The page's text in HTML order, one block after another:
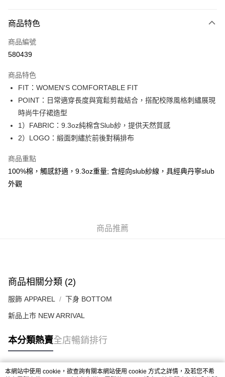
信用卡
Apple Pay
AlipayHK
WeChat Pay
送貨方式
每筆HK$50.00，滿HK$499.00或以上免運費
付款後順豐合作便利店
每筆HK$50.00，滿HK$499.00或以上免運費
商品特色
商品編號
580439
商品特色
FIT：WOMEN'S COMFORTABLE FIT
POINT：日常適穿長度與寬鬆剪裁結合，搭配校隊風格刺繡展現
時尚牛仔裙造型
1）FABRIC：9.3oz純棉含Slub紗，提供天然質感
2）LOGO：緞面刺繡於前後對稱排布
商品重點
100%棉，觸感舒適，9.3oz重量; 含經向slub紗線，具經典丹寧slub
外觀
商品推薦
商品相關分類 (2)
服飾 APPAREL 下身 BOTTOM
新品上市 NEW ARRIVAL
本分類熱賣全店暢銷排行
本網站中使用 cookie，欲查詢有關本網站使用 cookie 方式之詳情，及若您不希